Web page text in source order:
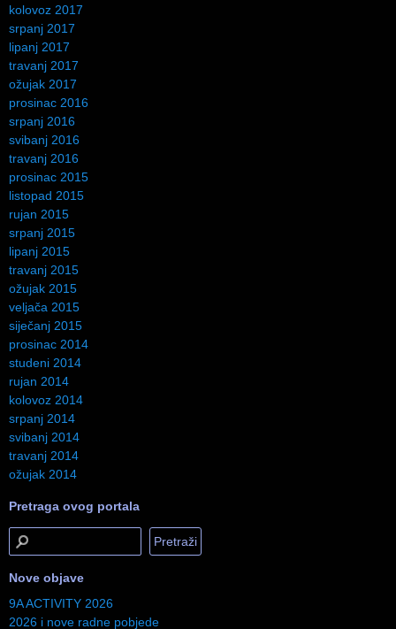
kolovoz 2017
srpanj 2017
lipanj 2017
travanj 2017
ožujak 2017
prosinac 2016
srpanj 2016
svibanj 2016
travanj 2016
prosinac 2015
listopad 2015
rujan 2015
srpanj 2015
lipanj 2015
travanj 2015
ožujak 2015
veljača 2015
siječanj 2015
prosinac 2014
studeni 2014
rujan 2014
kolovoz 2014
srpanj 2014
svibanj 2014
travanj 2014
ožujak 2014
Pretraga ovog portala
Nove objave
9A ACTIVITY 2026
2026 i nove radne pobjede